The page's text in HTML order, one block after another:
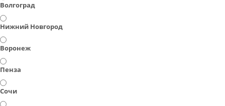
Волгоград
Нижний Новгород
Воронеж
Пенза
Сочи